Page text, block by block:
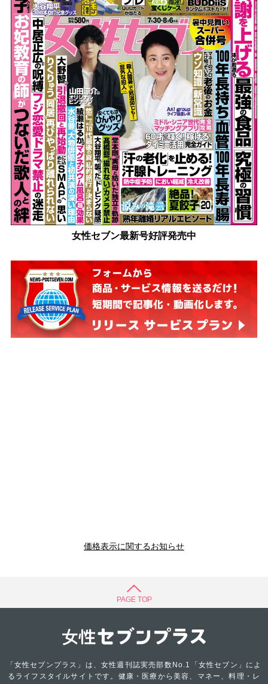
女性セブン最新号好評発売中
価格表示に関するお知らせ
PAGE TOP
「女性セブンプラス」は、女性週刊誌実売部数No.1「女性セブン」によ
るライフスタイルサイトです。健康・医療から美容、マネー、料理・レ